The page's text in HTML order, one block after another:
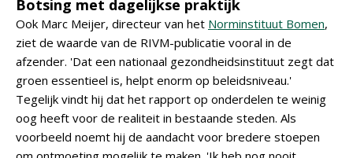
Botsing met dagelijkse praktijk
Ook Marc Meijer, directeur van het Norminstituut Bomen,
ziet de waarde van de RIVM-publicatie vooral in de
afzender. 'Dat een nationaal gezondheidsinstituut zegt dat
groen essentieel is, helpt enorm op beleidsniveau.'
Tegelijk vindt hij dat het rapport op onderdelen te weinig
oog heeft voor de realiteit in bestaande steden. Als
voorbeeld noemt hij de aandacht voor bredere stoepen